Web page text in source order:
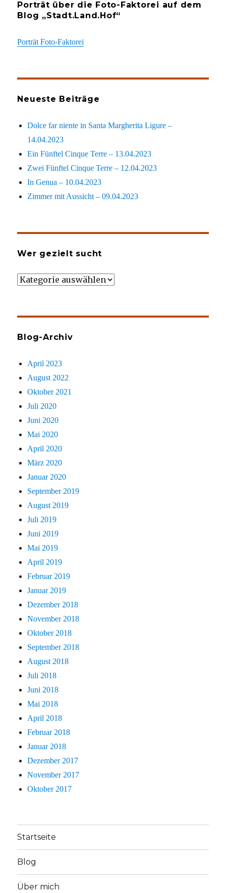
Porträt über die Foto-Faktorei auf dem
Blog „Stadt.Land.Hof“
Porträt Foto-Faktorei
Neueste Beiträge
Dolce far niente in Santa Margherita Ligure –
14.04.2023
Ein Fünftel Cinque Terre – 13.04.2023
Zwei Fünftel Cinque Terre – 12.04.2023
In Genua – 10.04.2023
Zimmer mit Aussicht – 09.04.2023
Wer gezielt sucht
Wer
Blog-Archiv
April 2023
August 2022
Oktober 2021
Juli 2020
Juni 2020
Mai 2020
April 2020
März 2020
Januar 2020
September 2019
August 2019
Juli 2019
Juni 2019
Mai 2019
April 2019
Februar 2019
Januar 2019
Dezember 2018
November 2018
Oktober 2018
September 2018
August 2018
Juli 2018
Juni 2018
Mai 2018
April 2018
Februar 2018
Januar 2018
Dezember 2017
November 2017
Oktober 2017
Startseite
Blog
Über mich